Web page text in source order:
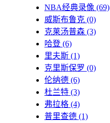
NBA经典录像 (69)
威斯布鲁克 (0)
克莱汤普森 (3)
哈登 (6)
里夫斯 (1)
克里斯保罗 (0)
伦纳德 (6)
杜兰特 (3)
弗拉格 (4)
普里查德 (1)